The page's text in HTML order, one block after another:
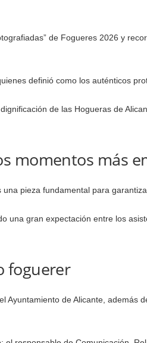
de Fogueres 2026 y
definió como los auténticos
de las Hogueras de
momentos más
pieza fundamental para
una gran expectación entre los
foguerer
Ayuntamiento de Alicante, además